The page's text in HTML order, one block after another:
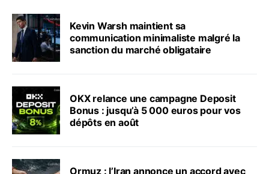
Kevin Warsh maintient sa
communication minimaliste malgré la
sanction du marché obligataire
OKX relance une campagne Deposit
Bonus : jusqu’à 5 000 euros pour vos
dépôts en août
Ormuz : l’Iran annonce un accord avec